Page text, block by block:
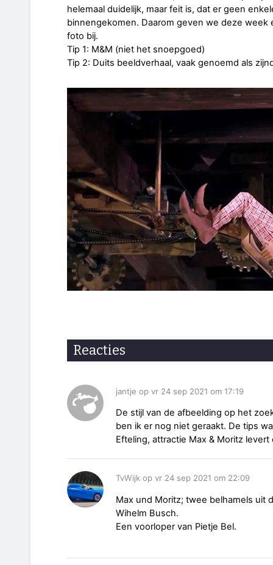
helemaal duidelijk, maar feit is, dat er geen
binnengekomen. Daarom geven we deze
foto bij.
Tip 1: M&M (niet het snoepgoed)
Tip 2: Duits beeldverhaal, vaak genoemd als
Reacties
jantje op vr 24 sep 2021 om 17:19
De stijl van de afbeelding op het
ben ik er nog niet geraakt. De tips
Efteling, attractie Max & Moritz
TvWijk op vr 24 sep 2021 om 22:09
Max und Moritz; twee belhamels uit
Wihelm Busch.
Een voorloper van Pietje Bel.